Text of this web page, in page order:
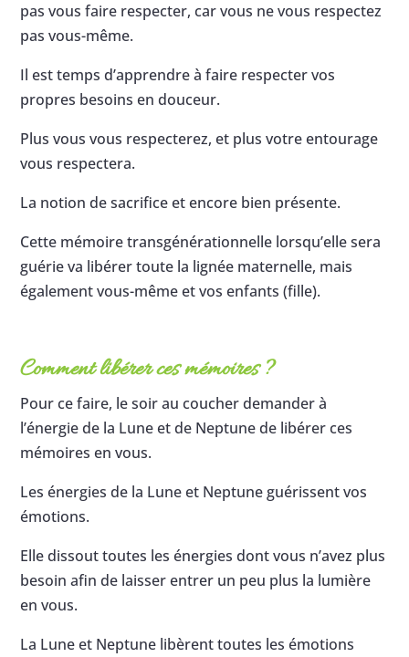
pas vous faire respecter, car vous ne vous respectez
pas vous-même.
Il est temps d’apprendre à faire respecter vos
propres besoins en douceur.
Plus vous vous respecterez, et plus votre entourage
vous respectera.
La notion de sacrifice et encore bien présente.
Cette mémoire transgénérationnelle lorsqu’elle sera
guérie va libérer toute la lignée maternelle, mais
également vous-même et vos enfants (fille).
Comment libérer ces mémoires ?
Pour ce faire, le soir au coucher demander à
l’énergie de la Lune et de Neptune de libérer ces
mémoires en vous.
Les énergies de la Lune et Neptune guérissent vos
émotions.
Elle dissout toutes les énergies dont vous n’avez plus
besoin afin de laisser entrer un peu plus la lumière
en vous.
La Lune et Neptune libèrent toutes les émotions